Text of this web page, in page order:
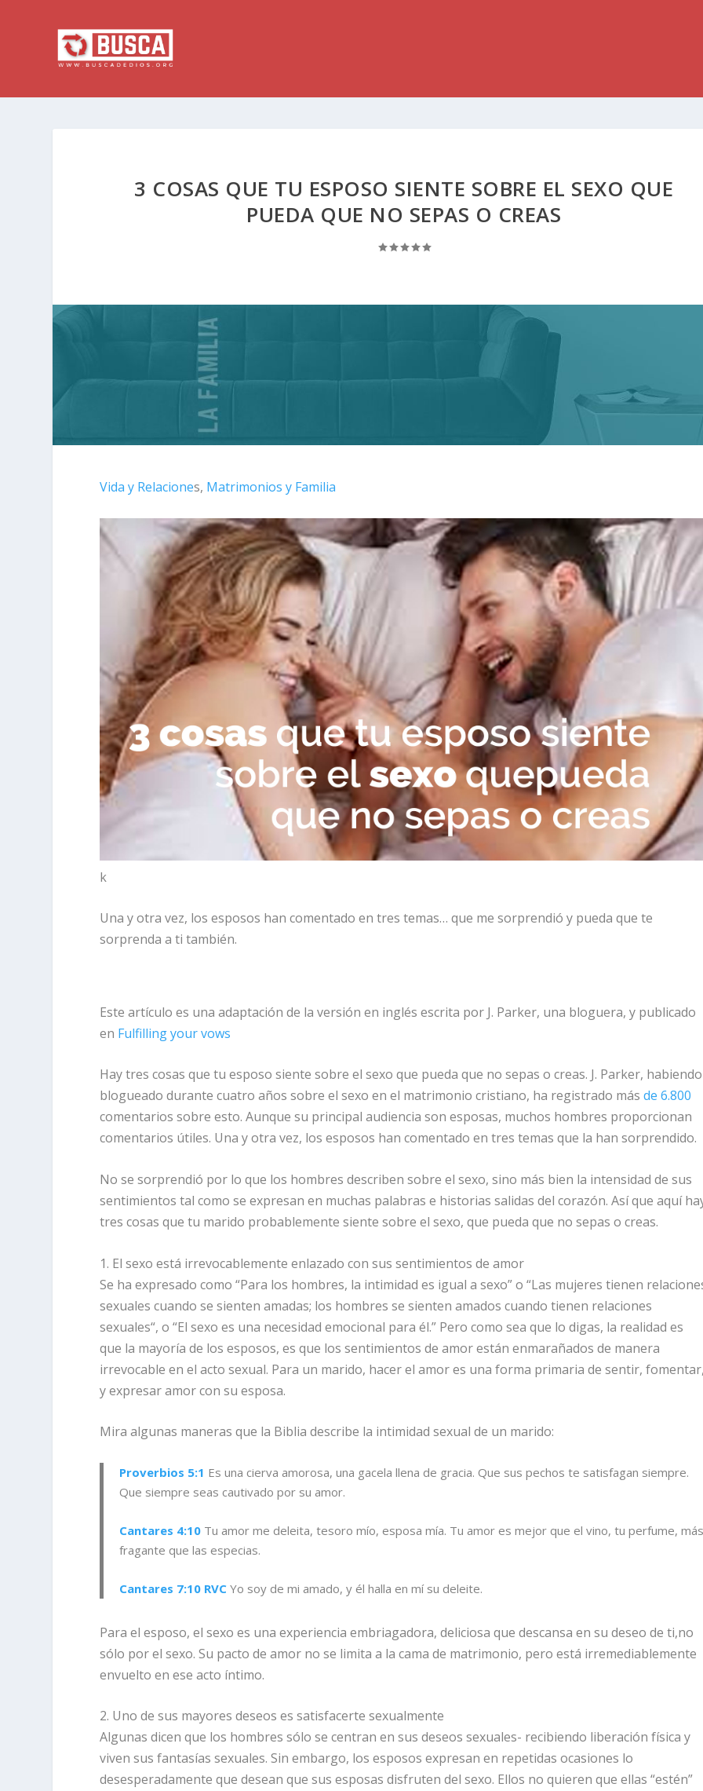
3 COSAS QUE TU ESPOSO SIENTE SOBRE EL SEXO QUE
PUEDA QUE NO SEPAS O CREAS
Vida y Relaciones, Matrimonios y Familia
k
Una y otra vez, los esposos han comentado en tres temas… que me sorprendió y pueda que te
sorprenda a ti también.
Este artículo es una adaptación de la versión en inglés escrita por J. Parker, una bloguera, y publicado
en Fulfilling your vows
Hay tres cosas que tu esposo siente sobre el sexo que pueda que no sepas o creas. J. Parker, habiendo
blogueado durante cuatro años sobre el sexo en el matrimonio cristiano, ha registrado másde 6.800
comentarios sobre esto. Aunque su principal audiencia son esposas, muchos hombres proporcionan
comentarios útiles. Una y otra vez, los esposos han comentado en tres temas que la han sorprendido.
No se sorprendió por lo que los hombres describen sobre el sexo, sino más bien la intensidad de sus
sentimientos tal como se expresan en muchas palabras e historias salidas del corazón. Así que aquí
tres cosas que tu marido probablemente siente sobre el sexo, que pueda que no sepas o creas.
1. El sexo está irrevocablemente enlazado con sus sentimientos de amor
Se ha expresado como “Para los hombres, la intimidad es igual a sexo” o “Las mujeres tienen
sexuales cuando se sienten amadas; los hombres se sienten amados cuando tienen relaciones
sexuales“, o “El sexo es una necesidad emocional para él.” Pero como sea que lo digas, la realidad es
que la mayoría de los esposos, es que los sentimientos de amor están enmarañados de manera
irrevocable en el acto sexual. Para un marido, hacer el amor es una forma primaria de sentir,
y expresar amor con su esposa.
Mira algunas maneras que la Biblia describe la intimidad sexual de un marido:
Proverbios 5:1 Es una cierva amorosa, una gacela llena de gracia. Que sus pechos te satisfagan siempre.
Que siempre seas cautivado por su amor.
Cantares 4:10 Tu amor me deleita, tesoro mío, esposa mía. Tu amor es mejor que el vino, tu perfume,
fragante que las especias.
Cantares 7:10 RVC Yo soy de mi amado, y él halla en mí su deleite.
Para el esposo, el sexo es una experiencia embriagadora, deliciosa que descansa en su deseo deti,no
sólo por el sexo. Su pacto de amor no se limita a la cama de matrimonio, pero está irremediablemente
envuelto en ese acto íntimo.
2. Uno de sus mayores deseos es satisfacerte sexualmente
Algunas dicen que los hombres sólo se centran ensus deseos sexuales- recibiendo liberación física y
viven sus fantasías sexuales. Sin embargo, los esposos expresan en repetidas ocasiones lo
desesperadamente que desean que sus esposasdisfruten del sexo. Ellos no quieren que ellas “estén”